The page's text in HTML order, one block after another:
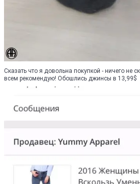
Сказать что я довольна покупкой - ничего не
всем рекомендую! Обошлись джинсы в 13,99$